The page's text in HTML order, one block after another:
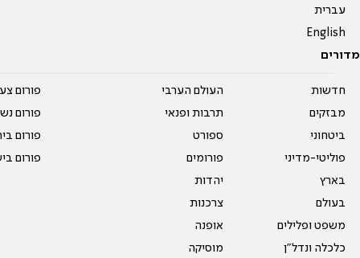
עברית
English
מדורים
חדשות
מבזקים
ביטחוני
פוליטי-מדיני
בארץ
בעולם
משפט ופלילים
כלכלה ונדל"ן
העולם הערבי
תרבות ופנאי
ספורט
פורומים
יהדות
צרכנות
אופנה
מוסיקה
פורום
פורום
פורום
פורום